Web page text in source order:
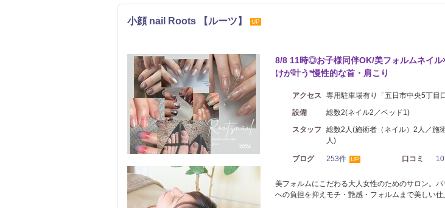
小顔 nail Roots 【ルーツ】 UP
8/8 11時◎お子様同伴OK/美フォルムネイル
けが叶う*慢性的な首・肩こり
アクセス
専用駐車場有り「五日市中央5丁目
設備
総数2(ネイル2／ベッド1)
スタッフ
総数2人(施術者（ネイル）2人／施
人)
ブログ 253件 UP 口コミ
美フォルムにこだわる大人女性のためのサロン。
への負担を抑えモチ・艶感・フォルムまで美しい